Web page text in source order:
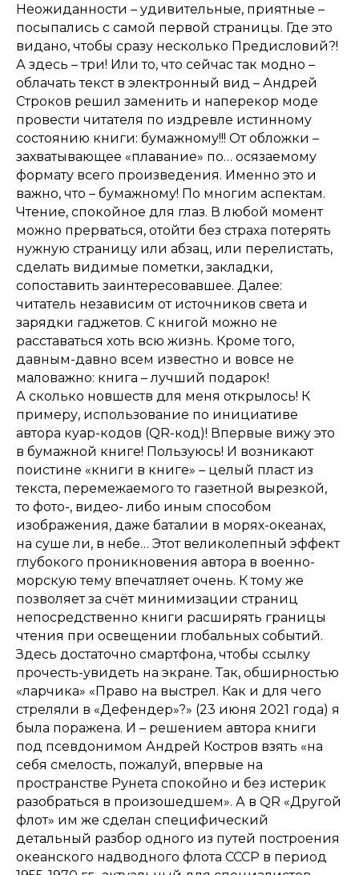
Неожиданности – удивительные, приятные –
посыпались с самой первой страницы. Где это
видано, чтобы сразу несколько Предисловий?!
А здесь – три! Или то, что сейчас так модно –
облачать текст в электронный вид – Андрей
Строков решил заменить и наперекор моде
провести читателя по издревле истинному
состоянию книги: бумажному!!! От обложки –
захватывающее «плавание» по… осязаемому
формату всего произведения. Именно это и
важно, что – бумажному! По многим аспектам.
Чтение, спокойное для глаз. В любой момент
можно прерваться, отойти без страха потерять
нужную страницу или абзац, или перелистать,
сделать видимые пометки, закладки,
сопоставить заинтересовавшее. Далее:
читатель независим от источников света и
зарядки гаджетов. С книгой можно не
расставаться хоть всю жизнь. Кроме того,
давным-давно всем известно и вовсе не
маловажно: книга – лучший подарок!
А сколько новшеств для меня открылось! К
примеру, использование по инициативе
автора куар-кодов (QR-код)! Впервые вижу это
в бумажной книге! Пользуюсь! И возникают
поистине «книги в книге» – целый пласт из
текста, перемежаемого то газетной вырезкой,
то фото-, видео- либо иным способом
изображения, даже баталии в морях-океанах,
на суше ли, в небе… Этот великолепный эффект
глубокого проникновения автора в военно-
морскую тему впечатляет очень. К тому же
позволяет за счёт минимизации страниц
непосредственно книги расширять границы
чтения при освещении глобальных событий.
Здесь достаточно смартфона, чтобы ссылку
прочесть-увидеть на экране. Так, обширностью
«ларчика» «Право на выстрел. Как и для чего
стреляли в «Дефендер»?» (23 июня 2021 года) я
была поражена. И – решением автора книги
под псевдонимом Андрей Костров взять «на
себя смелость, пожалуй, впервые на
пространстве Рунета спокойно и без истерик
разобраться в произошедшем». А в QR «Другой
флот» им же сделан специфический
детальный разбор одного из путей построения
океанского надводного флота СССР в период